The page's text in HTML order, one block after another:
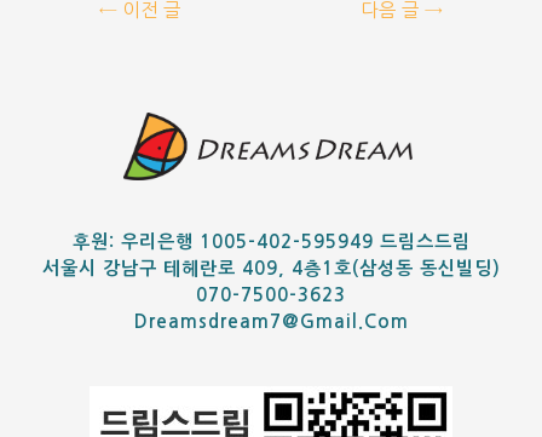
←이전 글 다음 글→
후원: 우리은행 1005-402-595949 드림스드림
서울시 강남구 테헤란로 409, 4층1호(삼성동 동신빌딩)
070-7500-3623
Dreamsdream7@gmail.com